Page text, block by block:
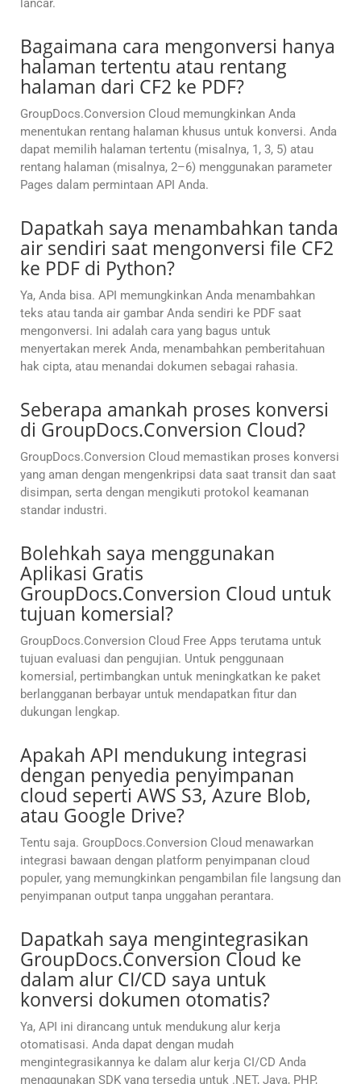
lancar.
Bagaimana cara mengonversi hanya
halaman tertentu atau rentang
halaman dari CF2 ke PDF?
GroupDocs.Conversion Cloud memungkinkan Anda
menentukan rentang halaman khusus untuk konversi. Anda
dapat memilih halaman tertentu (misalnya, 1, 3, 5) atau
rentang halaman (misalnya, 2–6) menggunakan parameter
Pages dalam permintaan API Anda.
Dapatkah saya menambahkan tanda
air sendiri saat mengonversi file CF2
ke PDF di Python?
Ya, Anda bisa. API memungkinkan Anda menambahkan
teks atau tanda air gambar Anda sendiri ke PDF saat
mengonversi. Ini adalah cara yang bagus untuk
menyertakan merek Anda, menambahkan pemberitahuan
hak cipta, atau menandai dokumen sebagai rahasia.
Seberapa amankah proses konversi
di GroupDocs.Conversion Cloud?
GroupDocs.Conversion Cloud memastikan proses konversi
yang aman dengan mengenkripsi data saat transit dan saat
disimpan, serta dengan mengikuti protokol keamanan
standar industri.
Bolehkah saya menggunakan
Aplikasi Gratis
GroupDocs.Conversion Cloud untuk
tujuan komersial?
GroupDocs.Conversion Cloud Free Apps terutama untuk
tujuan evaluasi dan pengujian. Untuk penggunaan
komersial, pertimbangkan untuk meningkatkan ke paket
berlangganan berbayar untuk mendapatkan fitur dan
dukungan lengkap.
Apakah API mendukung integrasi
dengan penyedia penyimpanan
cloud seperti AWS S3, Azure Blob,
atau Google Drive?
Tentu saja. GroupDocs.Conversion Cloud menawarkan
integrasi bawaan dengan platform penyimpanan cloud
populer, yang memungkinkan pengambilan file langsung dan
penyimpanan output tanpa unggahan perantara.
Dapatkah saya mengintegrasikan
GroupDocs.Conversion Cloud ke
dalam alur CI/CD saya untuk
konversi dokumen otomatis?
Ya, API ini dirancang untuk mendukung alur kerja
otomatisasi. Anda dapat dengan mudah
mengintegrasikannya ke dalam alur kerja CI/CD Anda
menggunakan SDK yang tersedia untuk .NET, Java, PHP,